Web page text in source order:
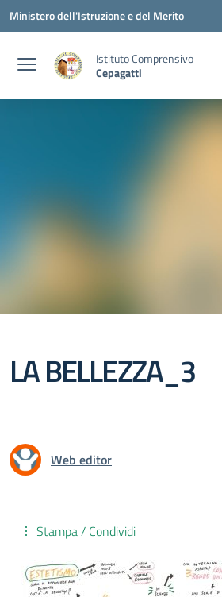
Vai ai contenuti
Vai al menu di navigazione
Vai al footer
Ministero dell'Istruzione e del Merito
Istituto Comprensivo
Cepagatti
LA BELLEZZA_3
Web editor
Stampa / Condividi